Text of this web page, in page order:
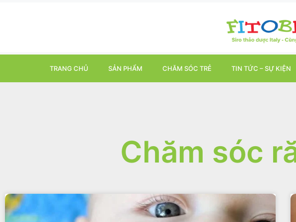
TRANG CHỦ SẢN PHẨM CHĂM SÓC TRẺ TIN TỨC – SỰ KIỆN
Chăm sóc